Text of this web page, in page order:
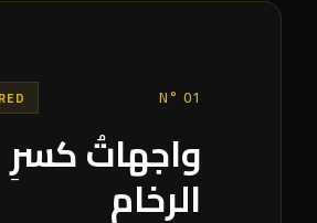
N° 01
واجهاتُ كسرِ
الرخام